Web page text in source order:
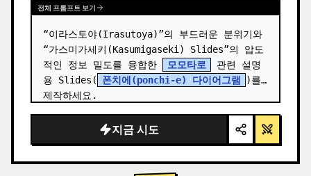
전체 프롬프트 보기
“이라스토야(Irasutoya)”의 부드러운 분위기와
“가스미가세키(Kasumigaseki) Slides”의 압도
적인 정보 밀도를 융합한
모모타로
관련 설명
용 Slides(
폰치에(ponchi-e) 다이어그램
)를
제작하세요.
지금 시도